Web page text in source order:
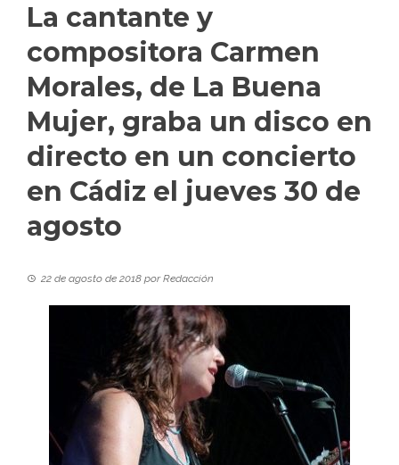
La cantante y
compositora Carmen
Morales, de La Buena
Mujer, graba un disco en
directo en un concierto
en Cádiz el jueves 30 de
agosto
22 de agosto de 2018 porRedacción